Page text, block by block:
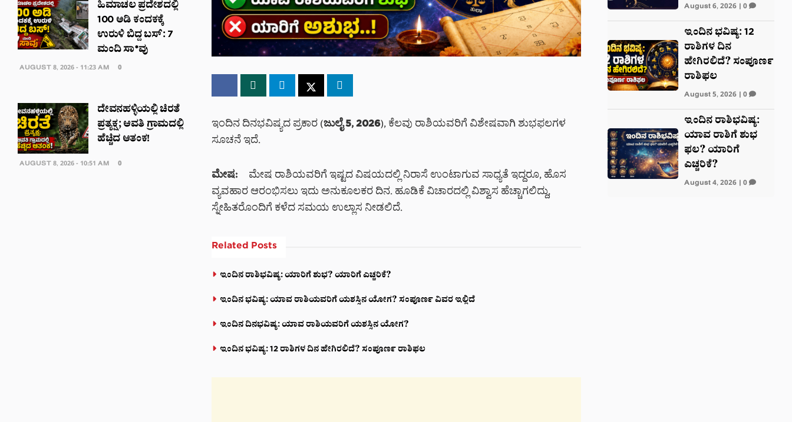
ಇಂದಿನ ದಿನಭವಿಷ್ಯದ ಪ್ರಕಾರ (ಜುಲೈ 5, 2026), ಕೆಲವು ರಾಶಿಯವರಿಗೆ ವಿಶೇಷವಾಗಿ ಶುಭಫಲಗಳ
ಸೂಚನೆ ಇದೆ.
ಮೇಷ:ಮೇಷ ರಾಶಿಯವರಿಗೆ ಇಷ್ಟದ ವಿಷಯದಲ್ಲಿ ನಿರಾಸೆ ಉಂಟಾಗುವ ಸಾಧ್ಯತೆ ಇದ್ದರೂ, ಹೊಸ
ವ್ಯವಹಾರ ಆರಂಭಿಸಲು ಇದು ಅನುಕೂಲಕರ ದಿನ. ಹೂಡಿಕೆ ವಿಚಾರದಲ್ಲಿ ವಿಶ್ವಾಸ ಹೆಚ್ಚಾಗಲಿದ್ದು,
ಸ್ನೇಹಿತರೊಂದಿಗೆ ಕಳೆದ ಸಮಯ ಉಲ್ಲಾಸ ನೀಡಲಿದೆ.
Related Posts
ಇಂದಿನ ರಾಶಿಭವಿಷ್ಯ: ಯಾರಿಗೆ ಶುಭ? ಯಾರಿಗೆ ಎಚ್ಚರಿಕೆ?
ಇಂದಿನ ಭವಿಷ್ಯ: ಯಾವ ರಾಶಿಯವರಿಗೆ ಯಶಸ್ಸಿನ ಯೋಗ? ಸಂಪೂರ್ಣ ವಿವರ ಇಲ್ಲಿದೆ
ಇಂದಿನ ದಿನಭವಿಷ್ಯ: ಯಾವ ರಾಶಿಯವರಿಗೆ ಯಶಸ್ಸಿನ ಯೋಗ?
ಇಂದಿನ ಭವಿಷ್ಯ: 12 ರಾಶಿಗಳ ದಿನ ಹೇಗಿರಲಿದೆ? ಸಂಪೂರ್ಣ ರಾಶಿಫಲ
ಹಿಮಾಚಲ ಪ್ರದೇಶದಲ್ಲಿ
100 ಅಡಿ ಕಂದಕಕ್ಕೆ
ಉರುಳಿ ಬಿದ್ದ ಬಸ್: 7
ಮಂದಿ ಸಾ*ವು
AUGUST 8, 2026 - 11:23 AM 0
ದೇವನಹಳ್ಳಿಯಲ್ಲಿ ಚಿರತೆ
ಪ್ರತ್ಯಕ್ಷ; ಆವತಿ ಗ್ರಾಮದಲ್ಲಿ
ಹೆಚ್ಚಿದ ಆತಂಕ!
AUGUST 8, 2026 - 10:51 AM 0
August 6, 2026| 0
ಇಂದಿನ ಭವಿಷ್ಯ: 12
ರಾಶಿಗಳ ದಿನ
ಹೇಗಿರಲಿದೆ? ಸಂಪೂರ್ಣ
ರಾಶಿಫಲ
August 5, 2026| 0
ಇಂದಿನ ರಾಶಿಭವಿಷ್ಯ:
ಯಾವ ರಾಶಿಗೆ ಶುಭ
ಫಲ? ಯಾರಿಗೆ
ಎಚ್ಚರಿಕೆ?
August 4, 2026| 0